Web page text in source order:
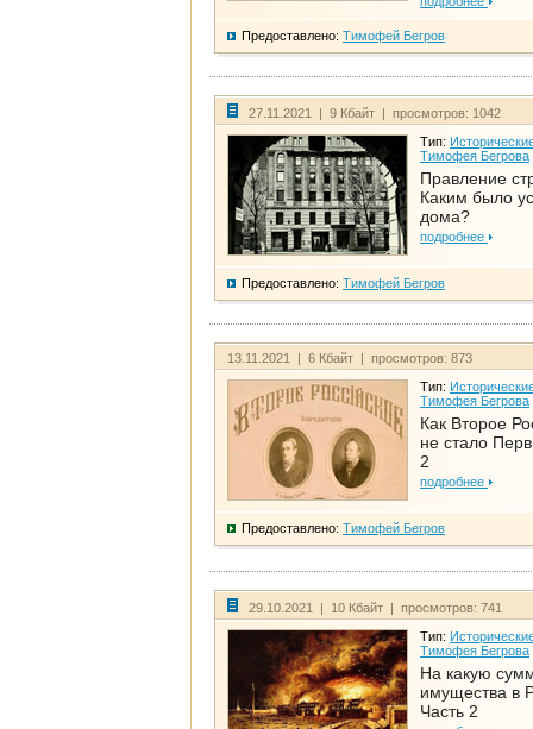
Предоставлено: Тимофей Бегров
27.11.2021 | 9 Кбайт | просмотров: 1042
Тип:
Тимофея Бегрова
Правление
Каким было
дома?
подробнее
Предоставлено: Тимофей Бегров
13.11.2021 | 6 Кбайт | просмотров: 873
Тип:
Тимофея Бегрова
Как Второе
не стало
2
подробнее
Предоставлено: Тимофей Бегров
29.10.2021 | 10 Кбайт | просмотров: 741
Тип:
Тимофея Бегрова
На какую
имущества в
Часть 2